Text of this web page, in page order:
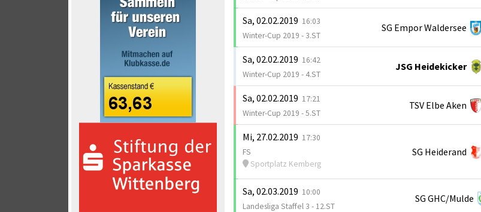
Sa, 02.02.2019 16:03
Winter-Cup 2019 - 3.ST
SG Empor Waldersee
Sa, 02.02.2019 16:42
Winter-Cup 2019 - 4.ST
JSG Heidekicker
Sa, 02.02.2019 17:21
Winter-Cup 2019 - 5.ST
TSV Elbe Aken
Mi, 27.02.2019 17:30
FS
Sportplatz Kemberg
SG Heiderand
Sa, 02.03.2019 10:00
Landesliga Staffel 3 - 12.ST
SG GHC/Mulde